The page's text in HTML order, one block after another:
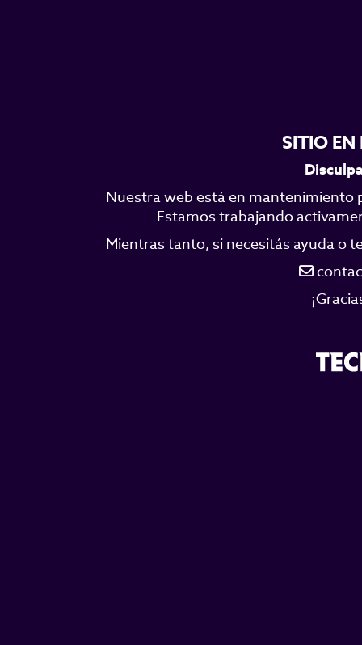
SITIO
Nuestra web está en mantenimiento
Estamos trabajando
Mientras tanto, si necesitás ayuda o